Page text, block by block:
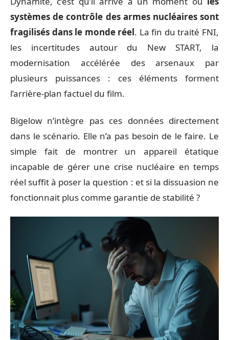
systèmes de contrôle des armes nucléaires sont
fragilisés dans le monde réel. La fin du traité FNI,
les incertitudes autour du New START, la
modernisation accélérée des arsenaux par
plusieurs puissances : ces éléments forment
l’arrière-plan factuel du film.
Bigelow n’intègre pas ces données directement
dans le scénario. Elle n’a pas besoin de le faire. Le
simple fait de montrer un appareil étatique
incapable de gérer une crise nucléaire en temps
réel suffit à poser la question : et si la dissuasion ne
fonctionnait plus comme garantie de stabilité ?